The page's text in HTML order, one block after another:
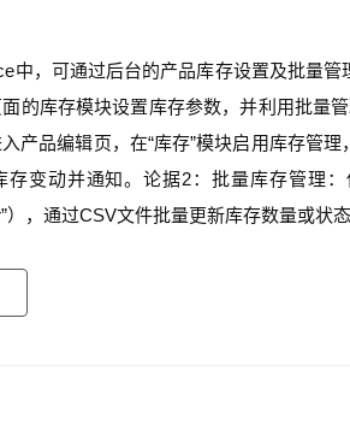
中，可通过后台的产品库存设置及批量管
的库存模块设置库存参数，并利用批量
产品编辑页，在“库存”模块启用库存管
存变动并通知。论据2：批量库存管理：
），通过CSV文件批量更新库存数量或状